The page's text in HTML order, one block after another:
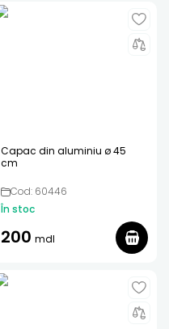
Capac din aluminiu ø 45
cm
Cod: 60446
În stoc
200 mdl